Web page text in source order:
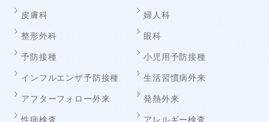
皮膚科 婦人科
整形外科 眼科
予防接種 小児用予防接種
インフルエンザ予防接種 生活習慣病外来
アフターフォロー外来 発熱外来
性病検査 アレルギー検査